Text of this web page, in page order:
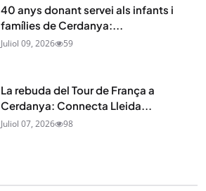
40 anys donant servei als infants i
famílies de Cerdanya:...
Juliol 09, 2026 59
La rebuda del Tour de França a
Cerdanya: Connecta Lleida...
Juliol 07, 2026 98